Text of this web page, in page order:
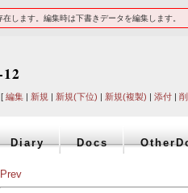
します。編集時は下書きデータを編集します。
編集 | 新規 | 新規(下位) | 新規(複製) | 添付 |
Diary Docs
Prev